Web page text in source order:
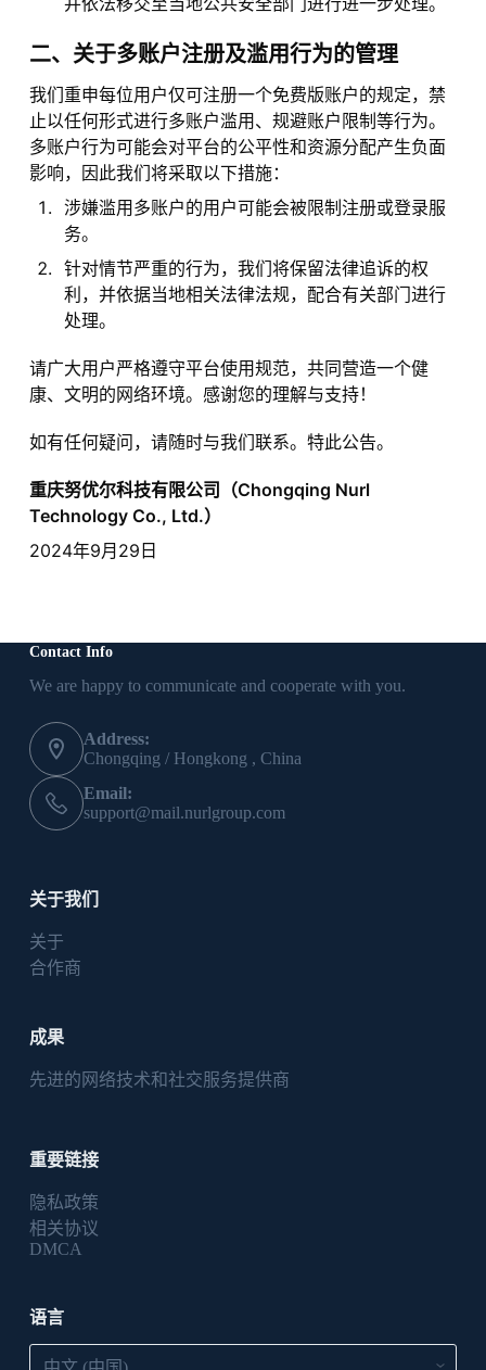
二、关于多账户注册及滥用行为的管理
我们重申每位用户仅可注册一个免费版账户的规定，禁
止以任何形式进行多账户滥用、规避账户限制等行为。
多账户行为可能会对平台的公平性和资源分配产生负面
影响，因此我们将采取以下措施：
涉嫌滥用多账户的用户可能会被限制注册或登录服
务。
针对情节严重的行为，我们将保留法律追诉的权
利，并依据当地相关法律法规，配合有关部门进行
处理。
请广大用户严格遵守平台使用规范，共同营造一个健
康、文明的网络环境。感谢您的理解与支持！
如有任何疑问，请随时与我们联系。特此公告。
重庆努优尔科技有限公司（Chongqing Nurl
Technology Co., Ltd.）
2024年9月29日
Contact Info
We are happy to communicate and cooperate with you.
Address:
Chongqing / Hongkong , China
Email:
support@mail.nurlgroup.com
关于我们
关于
合作商
成果
先进的网络技术和社交服务提供商
重要链接
隐私政策
相关协议
DMCA
语言